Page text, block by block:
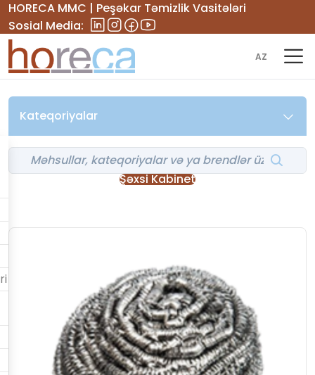
HORECA MMC | Peşəkar Təmizlik Vasitələri
Sosial Media:
AZ
Kateqoriyalar
Şəxsi Kabinet